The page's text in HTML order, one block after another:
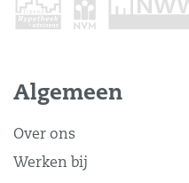
Algemeen
Over ons
Werken bij